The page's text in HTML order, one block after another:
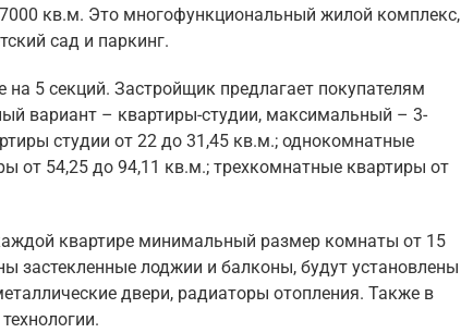
кв.м. Это многофункциональный жилой комплекс,
сад и паркинг.
5 секций. Застройщик предлагает покупателям
вариант – квартиры-студии, максимальный – 3-
студии от 22 до 31,45 кв.м.; однокомнатные
от 54,25 до 94,11 кв.м.; трехкомнатные квартиры от
квартире минимальный размер комнаты от 15
застекленные лоджии и балконы, будут установлены
двери, радиаторы отопления. Также в